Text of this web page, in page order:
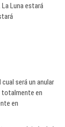
Luna estará
será un anular
totalmente en
en